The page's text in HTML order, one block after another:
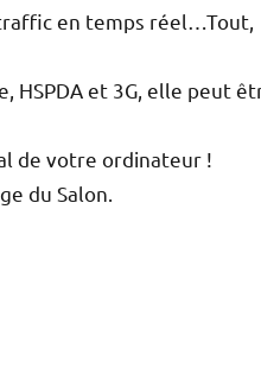
en temps réel…Tout,
HSPDA et 3G, elle peut
de votre ordinateur !
du Salon.